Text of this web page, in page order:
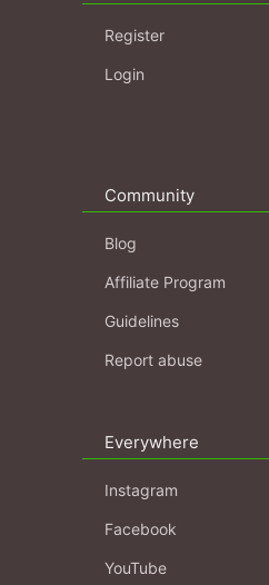
Register
Login
Community
Blog
Affiliate Program
Guidelines
Report abuse
Everywhere
Instagram
Facebook
YouTube